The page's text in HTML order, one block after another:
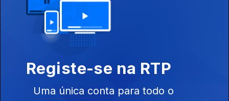
Registe-se na RTP
Uma única conta para todo o